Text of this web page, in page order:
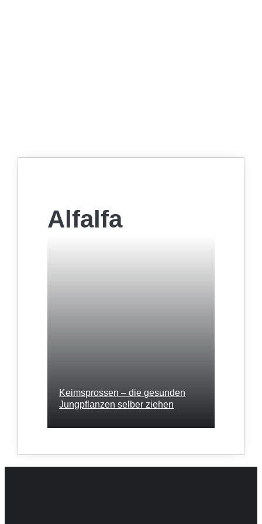
Alfalfa
Keimsprossen – die gesunden
Jungpflanzen selber ziehen